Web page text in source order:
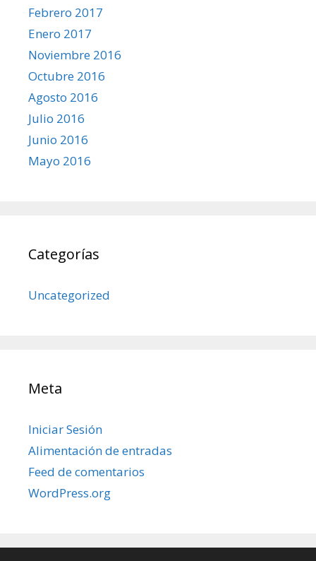
Febrero 2017
Enero 2017
Noviembre 2016
Octubre 2016
Agosto 2016
Julio 2016
Junio 2016
Mayo 2016
Categorías
Uncategorized
Meta
Iniciar Sesión
Alimentación de entradas
Feed de comentarios
WordPress.org